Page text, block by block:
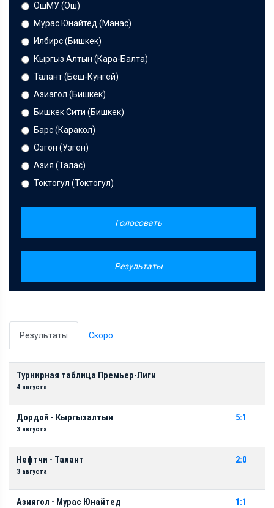
ОшМУ (Ош)
Мурас Юнайтед (Манас)
Илбирс (Бишкек)
Кыргыз Алтын (Кара-Балта)
Талант (Беш-Кунгей)
Азиагол (Бишкек)
Бишкек Сити (Бишкек)
Барс (Каракол)
Озгон (Узген)
Азия (Талас)
Токтогул (Токтогул)
Голосовать
Результаты
Результаты Скоро
Турнирная таблица Премьер-Лиги
4 августа
Дордой - Кыргызалтын
3 августа
5:1
Нефтчи - Талант
3 августа
2:0
Азиягол - Мурас Юнайтед 1:1